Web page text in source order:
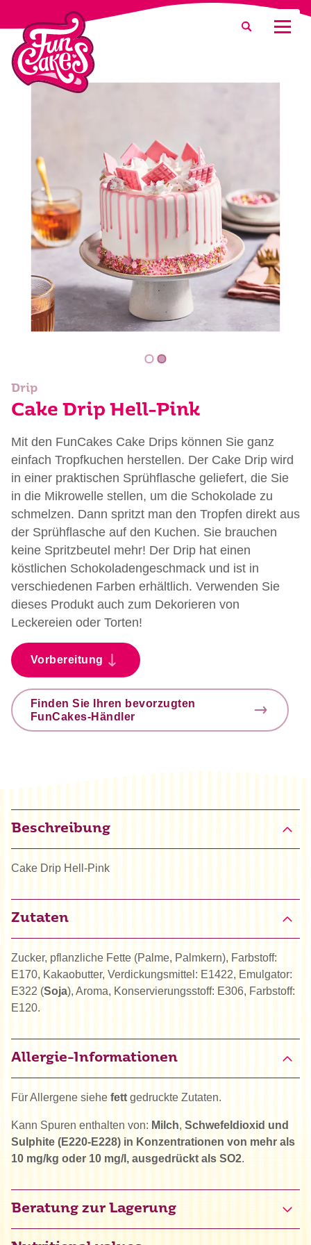
Was suchen Sie?
Suche
Drip
Cake Drip Hell-Pink
Mit den FunCakes Cake Drips können Sie ganz
einfach Tropfkuchen herstellen. Der Cake Drip wird
in einer praktischen Sprühflasche geliefert, die Sie
in die Mikrowelle stellen, um die Schokolade zu
schmelzen. Dann spritzt man den Tropfen direkt aus
der Sprühflasche auf den Kuchen. Sie brauchen
keine Spritzbeutel mehr! Der Drip hat einen
köstlichen Schokoladengeschmack und ist in
verschiedenen Farben erhältlich. Verwenden Sie
dieses Produkt auch zum Dekorieren von
Leckereien oder Torten!
Vorbereitung
Finden Sie Ihren bevorzugten
FunCakes-Händler
Beschreibung
Cake Drip Hell-Pink
Zutaten
Zucker, pflanzliche Fette (Palme, Palmkern), Farbstoff:
E170, Kakaobutter, Verdickungsmittel: E1422, Emulgator:
E322 (Soja), Aroma, Konservierungsstoff: E306, Farbstoff:
E120.
Allergie-Informationen
Für Allergene siehe fett gedruckte Zutaten.
Kann Spuren enthalten von: Milch, Schwefeldioxid und
Sulphite (E220-E228) in Konzentrationen von mehr als
10 mg/kg oder 10 mg/l, ausgedrückt als SO2.
Beratung zur Lagerung